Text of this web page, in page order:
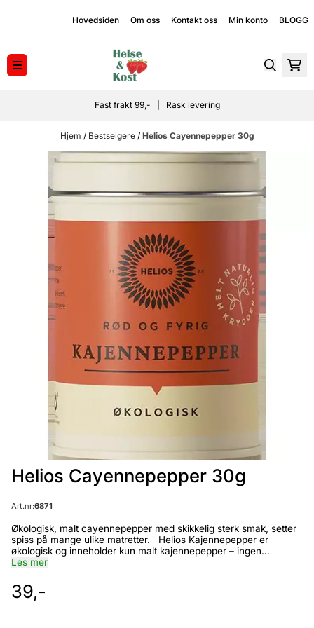
Hopp til innholdHovedsiden Om oss Kontakt oss Min konto BLOGG
Fast frakt 99,- | Rask levering
Hjem / Bestselgere / Helios Cayennepepper 30g
Helios Cayennepepper 30g
Art.nr:6871
Økologisk, malt cayennepepper med skikkelig sterk smak, setter
spiss på mange ulike matretter. Helios Kajennepepper er
økologisk og inneholder kun malt kajennepepper – ingen
tilsetningsstoffer. Cayennepepper / kajennepepper ( Capsicum
bestemt Mexico, og har spredd seg over hele verden, både som
krydder og som naturmedisin. Planten er i slekt med paprika, chili
Les mer
39,-